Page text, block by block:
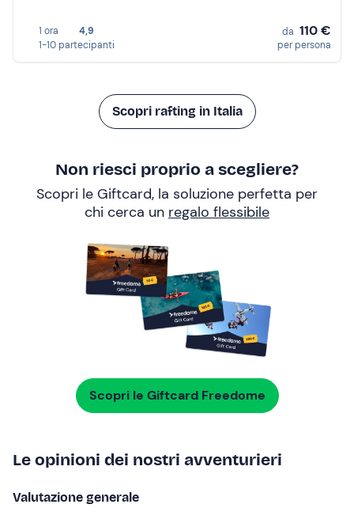
1 ora
4,9
1-10 partecipanti
da 110 €
per persona
Scopri rafting in Italia
Non riesci proprio a scegliere?
Scopri le Giftcard, la soluzione perfetta per
chi cerca un regalo flessibile
Scopri le Giftcard Freedome
Le opinioni dei nostri avventurieri
Valutazione generale